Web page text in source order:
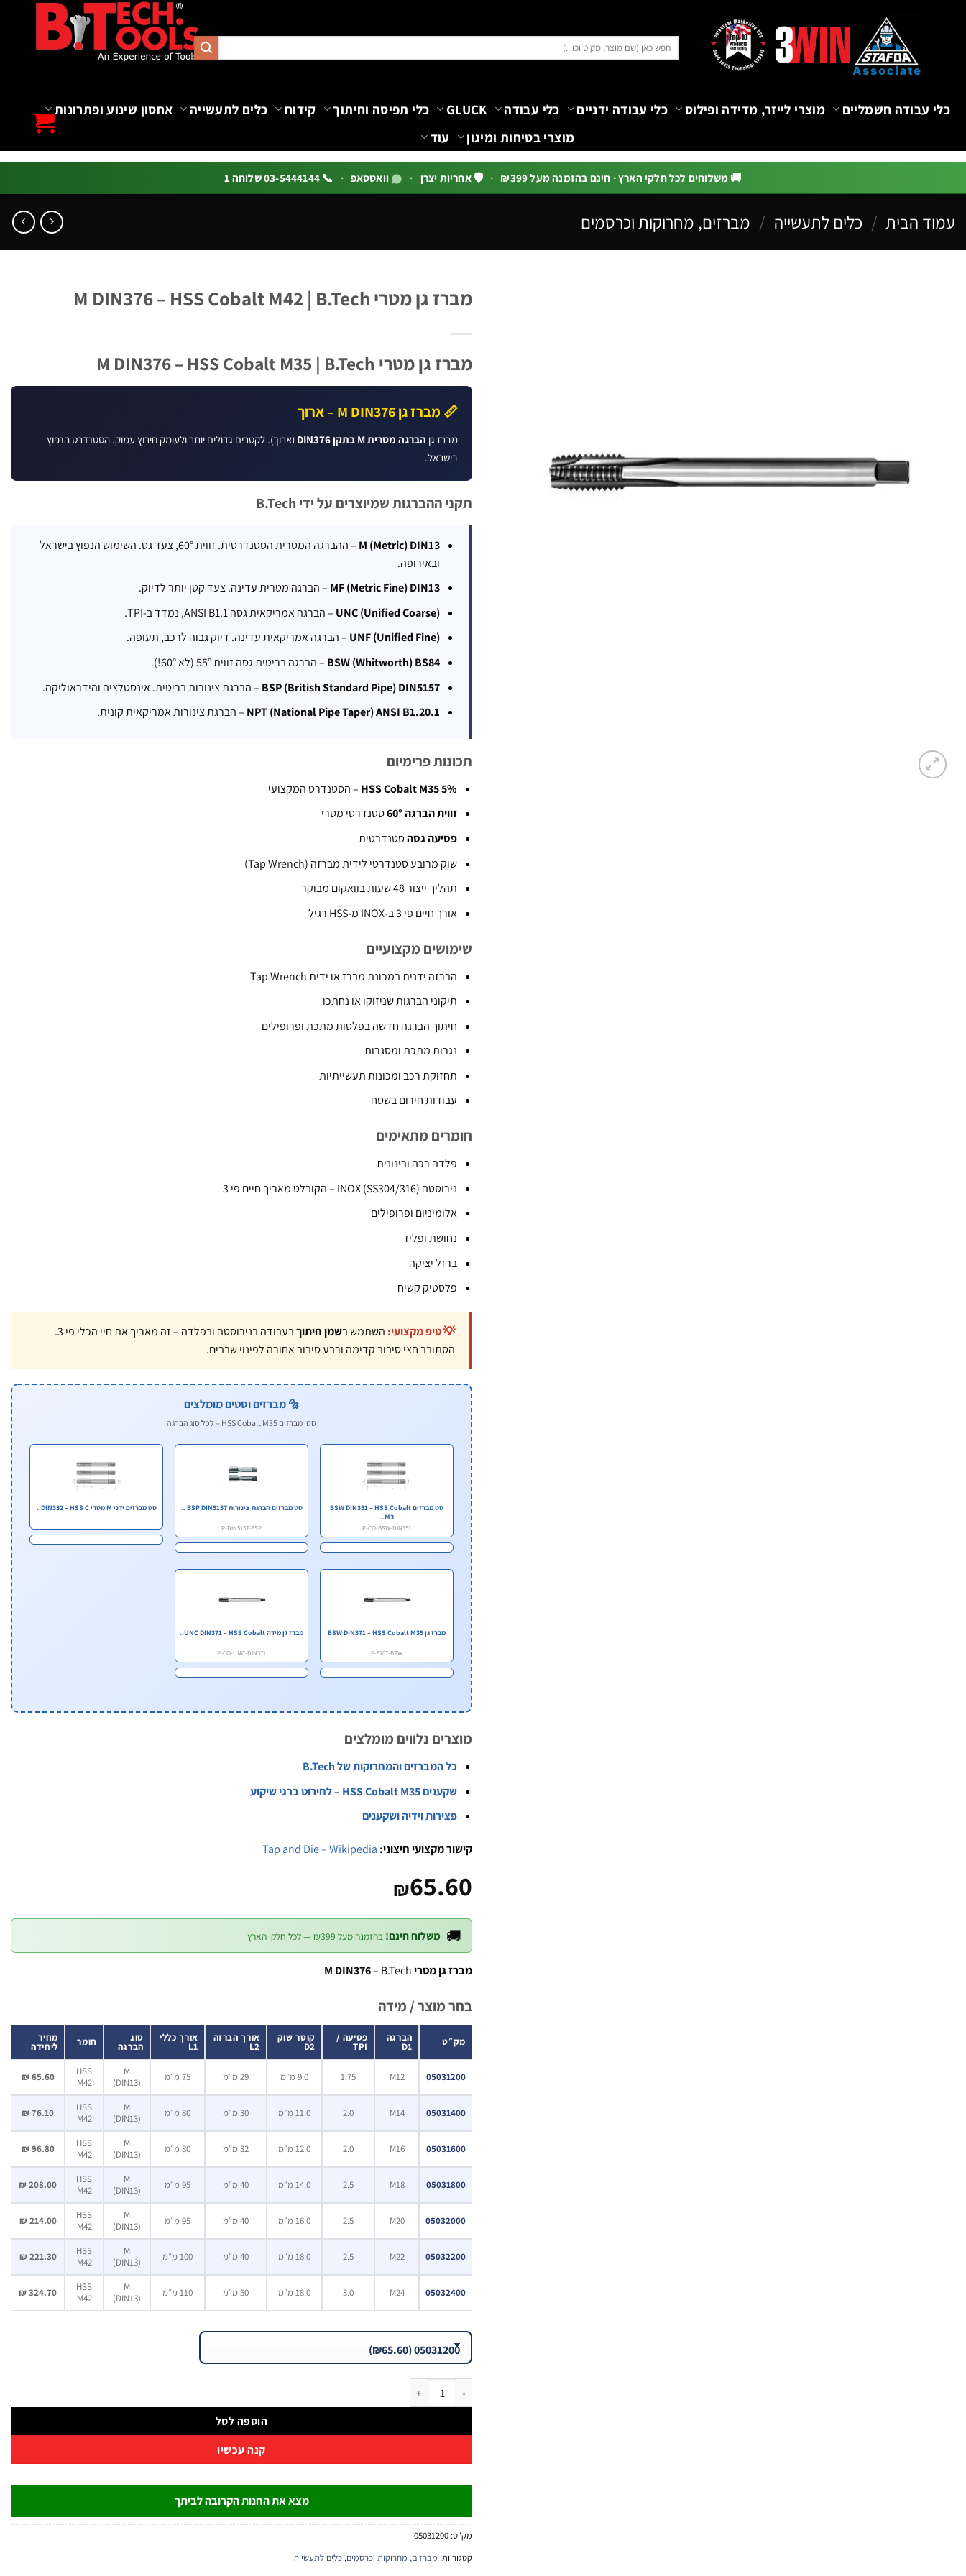
כלי עבודה חשמליים מוצרי לייזר, מדידה ופילוס כלי עבודה ידניים כלי עבודה GLUCK כלי תפיסה וחיתוך קידוח כלים לתעשייה
אחסון שינוע ופתרונות
מוצרי בטיחות ומיגון
עוד
🚚 משלוחים לכל חלקי הארץ · חינם בהזמנה מעל ₪399 · 🛡️ אחריות יצרן · וואטסאפ · 📞 03-5444144 שלוחה 1
עמוד הבית / כלים לתעשייה / מברזים, מחרוקות וכרסמים
מברז גן מטרי M DIN376 – HSS Cobalt M42 | B.Tech
מברז גן מטרי M DIN376 – HSS Cobalt M35 | B.Tech
📏 מברז גן M DIN376 – ארוך
מברז גן הברגה מטרית M בתקן DIN376
(ארוך). לקטרים גדולים יותר ולעומק חירוץ עמוק. הסטנדרט הנפוץ
בישראל.
תקני ההברגות שמיוצרים על ידי B.Tech
M (Metric) DIN13
– ההברגה המטרית הסטנדרטית. זווית 60°, צעד גס. השימוש הנפוץ בישראל
ובאירופה.
MF (Metric Fine) DIN13 – הברגה מטרית עדינה. צעד קטן יותר לדיוק.
UNC (Unified Coarse) – הברגה אמריקאית גסה ANSI B1.1, נמדד ב-TPI.
UNF (Unified Fine) – הברגה אמריקאית עדינה. דיוק גבוה לרכב, תעופה.
BSW (Whitworth) BS84 – הברגה בריטית גסה זווית 55° (לא 60°!).
BSP (British Standard Pipe) DIN5157 – הברגת צינורות בריטית. אינסטלציה והידראוליקה.
NPT (National Pipe Taper) ANSI B1.20.1 – הברגת צינורות אמריקאית קונית.
תכונות פרימיום
HSS Cobalt M35 5% – הסטנדרט המקצועי
זווית הברגה 60°
סטנדרטי מטרי
פסיעה גסהסטנדרטית
שוק מרובע סטנדרטי לידית מברזה (Tap Wrench)
תהליך ייצור 48 שעות בוואקום מבוקר
אורך חיים פי 3 ב-INOX מ-HSS רגיל
שימושים מקצועיים
הברזה ידנית במכונת מברז או ידית Tap Wrench
תיקוני הברגות שניזוקו או נחתכו
חיתוך הברגה חדשה בפלטות מתכת ופרופילים
נגרות מתכת ומסגרות
תחזוקת רכב ומכונות תעשייתיות
עבודות חירום בשטח
חומרים מתאימים
פלדה רכה ובינונית
נירוסטה INOX (SS304/316) – הקובלט מאריך חיים פי 3
אלומיניום ופרופילים
נחושת ופליז
ברזל יציקה
פלסטיק קשיח
💡 טיפ מקצועי: השתמש בשמן חיתוך
בעבודה בנירוסטה ובפלדה – זה מאריך את חיי הכלי פי 3.
הסתובב חצי סיבוב קדימה ורבע סיבוב אחורה לפינוי שבבים.
🔩 מברזים וסטים מומלצים
סטי מברזים HSS Cobalt M35 – לכל סוג הברגה
סט מברזים BSW DIN351 – HSS Cobalt
M3..
P-CO-BSW-DIN351
סט מברזים הברגת צינורות BSP DIN5157 ..
P-DIN5157-BSP
סט מברזים ידני M מטרי DIN352 – HSS C..
מברז גן BSW DIN371 – HSS Cobalt M35
P-5207-BSW
מברז גן מידה UNC DIN371 – HSS Cobalt..
P-CO-UNC-DIN371
מוצרים נלווים מומלצים
כל המברזים והמחרוקות של B.Tech
שקענים HSS Cobalt M35 – לחירוט ברגי שיקוע
פצירות וידיה ושקענים
קישור מקצועי חיצוני: Tap and Die – Wikipedia
₪65.60
🚚 משלוח חינם! בהזמנה מעל ₪399 — לכל חלקי הארץ
מברז גן מטרי M DIN376– B.Tech
בחר מוצר / מידה
מק״ט הברגה
D1
פסיעה /
TPI
קוטר שוק
D2
אורך הברזה
L2
אורך כללי
L1
סוג
הברגה חומר מחיר
ליחידה
05031200
M12
1.75 9.0 מ״מ 29 מ״מ 75 מ״מ
M
(DIN13)
HSS
M42
65.60 ₪
05031400
M14
2.0 11.0 מ״מ 30 מ״מ 80 מ״מ
M
(DIN13)
HSS
M42
76.10 ₪
05031600
M16
2.0 12.0 מ״מ 32 מ״מ 80 מ״מ
M
(DIN13)
HSS
M42
96.80 ₪
05031800
M18
2.5 14.0 מ״מ 40 מ״מ 95 מ״מ
M
(DIN13)
HSS
M42
208.00 ₪
05032000
M20
2.5 16.0 מ״מ 40 מ״מ 95 מ״מ
M
(DIN13)
HSS
M42
214.00 ₪
05032200
M22
2.5 18.0 מ״מ 40 מ״מ 100 מ״מ
M
(DIN13)
HSS
M42
221.30 ₪
05032400
M24
3.0 18.0 מ״מ 50 מ״מ 110 מ״מ
M
(DIN13)
HSS
M42
324.70 ₪
כמות של מברז גן מטרי M DIN376 – HSS Cobalt M42 | B.Tech
הוספה לסל
קנה עכשיו
מצא את החנות הקרובה לביתך
מק"ט: 05031200
קטגוריות: מברזים, מחרוקות וכרסמים, כלים לתעשייה